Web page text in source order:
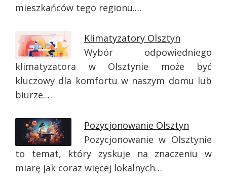
mieszkańców tego regionu.…
Klimatyzatory Olsztyn
Wybór odpowiedniego
klimatyzatora w Olsztynie może być
kluczowy dla komfortu w naszym domu lub
biurze.…
Pozycjonowanie Olsztyn
Pozycjonowanie w Olsztynie
to temat, który zyskuje na znaczeniu w
miarę jak coraz więcej lokalnych…